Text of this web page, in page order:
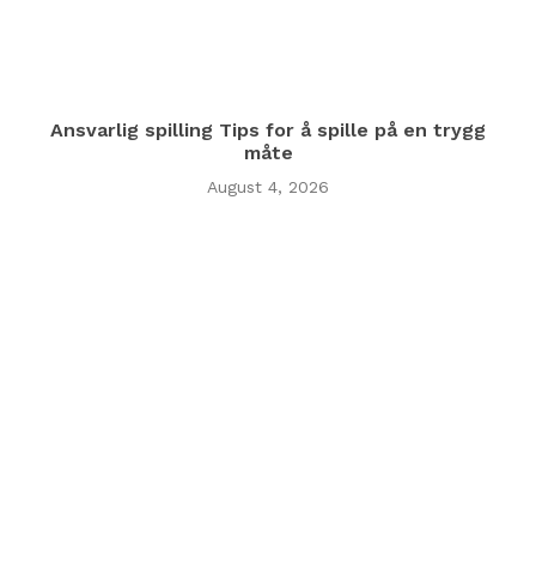
Ansvarlig spilling Tips for å spille på en trygg
måte
August 4, 2026